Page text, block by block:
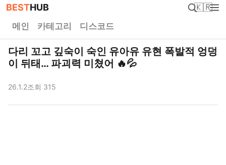
BESTHUB 🇰🇷
메인 카테고리 디스코드
다리 꼬고 깊숙이 숙인 유아유 유현 폭발적 엉덩
이 뒤태… 파괴력 미쳤어 🔥💦
26.1.2조회 315